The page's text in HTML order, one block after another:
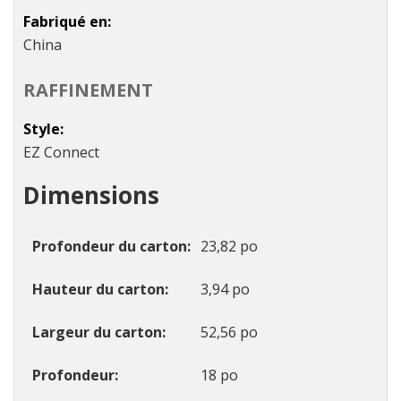
Fabriqué en
China
RAFFINEMENT
Style
EZ Connect
Dimensions
Profondeur du carton 23,82 po
Hauteur du carton 3,94 po
Largeur du carton 52,56 po
Profondeur 18 po